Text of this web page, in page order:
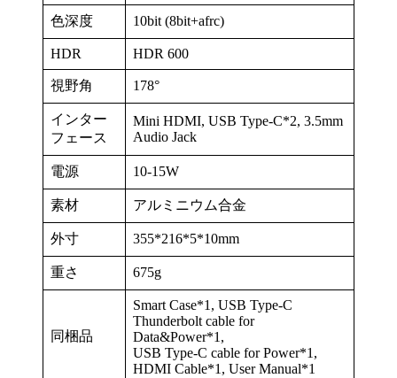
色深度 10bit (8bit+afrc)
HDR HDR 600
視野角 178°
インター
フェース
Mini HDMI, USB Type-C*2, 3.5mm
Audio Jack
電源 10-15W
素材 アルミニウム合金
外寸 355*216*5*10mm
重さ 675g
同梱品
Smart Case*1, USB Type-C
Thunderbolt cable for
Data&Power*1,
USB Type-C cable for Power*1,
HDMI Cable*1, User Manual*1